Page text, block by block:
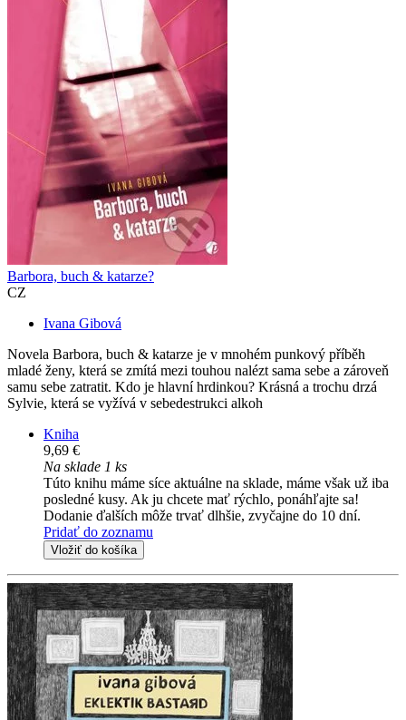
Barbora, buch & katarze?
CZ
Ivana Gibová
Novela Barbora, buch & katarze je v mnohém punkový příběh
mladé ženy, která se zmítá mezi touhou nalézt sama sebe a zároveň
samu sebe zatratit. Kdo je hlavní hrdinkou? Krásná a trochu drzá
Sylvie, která se vyžívá v sebedestrukci alkoh
Kniha
9,69 €
Na sklade 1 ks
Túto knihu máme síce aktuálne na sklade, máme však už iba
posledné kusy. Ak ju chcete mať rýchlo, ponáhľajte sa!
Dodanie ďalších môže trvať dlhšie, zvyčajne do 10 dní.
Pridať do zoznamu
Vložiť do košíka